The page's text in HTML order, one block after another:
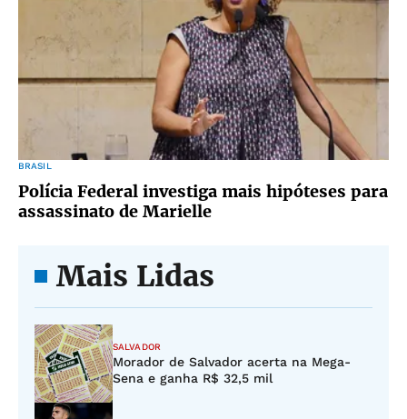
BRASIL
Polícia Federal investiga mais hipóteses para
assassinato de Marielle
Mais Lidas
SALVADOR
Morador de Salvador acerta na Mega-
Sena e ganha R$ 32,5 mil